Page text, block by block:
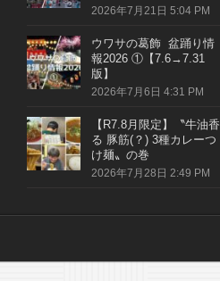
2026年7月21日 5:04 PM
ウワサの葛飾 盆踊り情
報2026 ①【7.6→7.31
版】
2026年7月6日 4:31 PM
【R7.8月限定】〝牛油香
る 豚筋(？) 3種カレーつ
け麺〟の巻
2026年7月28日 2:49 PM